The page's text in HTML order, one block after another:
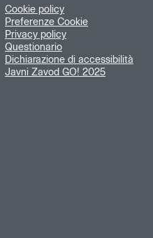
Cookie policy
Preferenze Cookie
Privacy policy
Questionario
Dichiarazione di accessibilità
Javni Zavod GO! 2025